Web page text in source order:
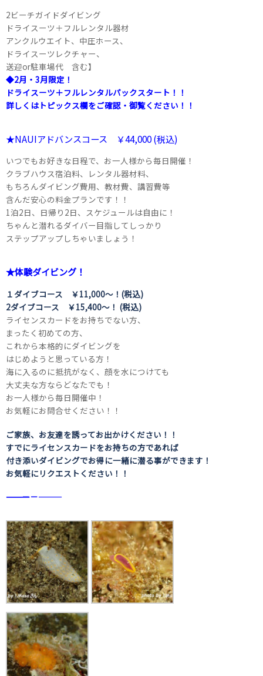
2ビーチガイドダイビング
ドライスーツ＋フルレンタル器材
アンクルウエイト、中圧ホース、
ドライスーツレクチャー、
送迎or駐車場代 含む】
◆2月・3月限定！
ドライスーツ＋フルレンタルパックスタート！！
詳しくはトピックス欄をご確認・御覧ください！！
★NAUIアドバンスコース ￥44,000 (税込)
いつでもお好きな日程で、お一人様から毎日開催！
クラブハウス宿泊料、レンタル器材料、
もちろんダイビング費用、教材費、講習費等
含んだ安心の料金プランです！！
1泊2日、日帰り2日、スケジュールは自由に！
ちゃんと潜れるダイバー目指してしっかり
ステップアップしちゃいましょう！
★体験ダイビング！
１ダイブコース ￥11,000～！(税込)
2ダイブコース ￥15,400～！ (税込)
ライセンスカードをお持ちでない方、
まったく初めての方、
これから本格的にダイビングを
はじめようと思っている方！
海に入るのに抵抗がなく、顔を水につけても
大丈夫な方ならどなたでも！
お一人様から毎日開催中！
お気軽にお問合せください！！
ご家族、お友達を誘ってお出かけください！！
すでにライセンスカードをお持ちの方であれば
付き添いダイビングでお得に一緒に潜る事ができます！
お気軽にリクエストください！！
――――――――――――――――――――－－―――